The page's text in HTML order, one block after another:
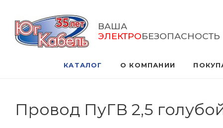
ВАША
ЭЛЕКТРОБЕЗОПАСНОСТЬ
КАТАЛОГ О КОМПАНИИ
Провод ПуГВ 2,5